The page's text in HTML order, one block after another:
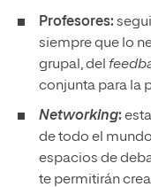
Profesores:
siempre que lo
grupal, del
conjunta para la
Networking:
de todo el
espacios de
te permitirán